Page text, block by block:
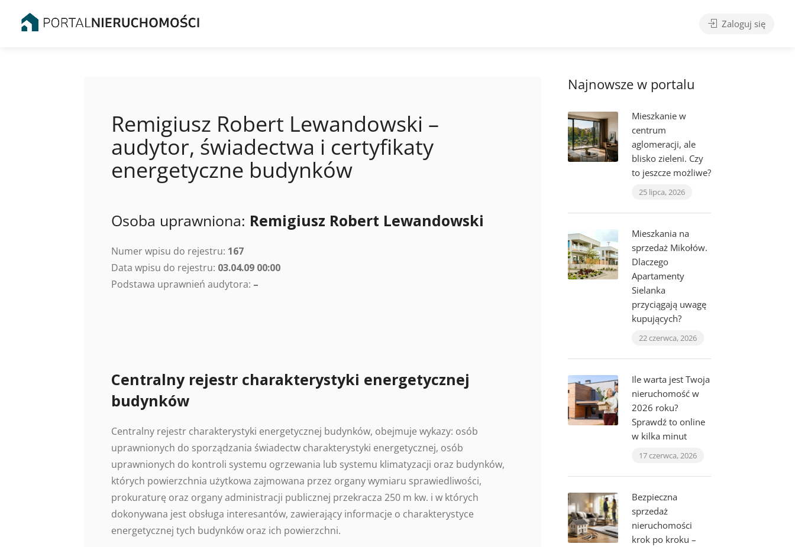
Zaloguj się
Remigiusz Robert Lewandowski –
audytor, świadectwa i certyfikaty
energetyczne budynków
Osoba uprawniona: Remigiusz Robert Lewandowski
Numer wpisu do rejestru: 167
Data wpisu do rejestru: 03.04.09 00:00
Podstawa uprawnień audytora: –
Centralny rejestr charakterystyki energetycznej
budynków
Centralny rejestr charakterystyki energetycznej budynków, obejmuje wykazy: osób
uprawnionych do sporządzania świadectw charakterystyki energetycznej, osób
uprawnionych do kontroli systemu ogrzewania lub systemu klimatyzacji oraz budynków,
których powierzchnia użytkowa zajmowana przez organy wymiaru sprawiedliwości,
prokuraturę oraz organy administracji publicznej przekracza 250 m kw. i w których
dokonywana jest obsługa interesantów, zawierający informacje o charakterystyce
energetycznej tych budynków oraz ich powierzchni.
Najnowsze w portalu
Mieszkanie w
centrum
aglomeracji, ale
blisko zieleni. Czy
to jeszcze możliwe?
25 lipca, 2026
Mieszkania na
sprzedaż Mikołów.
Dlaczego
Apartamenty
Sielanka
przyciągają uwagę
kupujących?
22 czerwca, 2026
Ile warta jest Twoja
nieruchomość w
2026 roku?
Sprawdź to online
w kilka minut
17 czerwca, 2026
Bezpieczna
sprzedaż
nieruchomości
krok po kroku –